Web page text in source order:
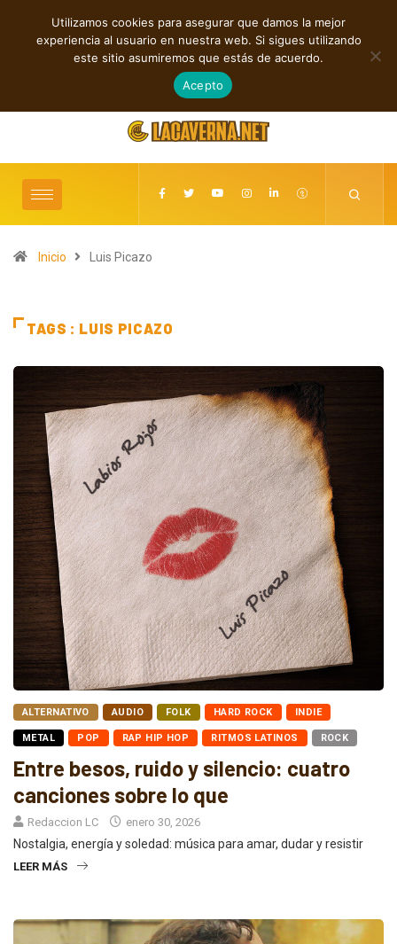
TENDENCIAS
Rock, folk e indie: cuatro estrenos independientes por descubrir
agosto 7, 2026
Inicio Luis Picazo
TAGS : LUIS PICAZO
ALTERNATIVO AUDIO FOLK HARD ROCK INDIE
METAL POP RAP HIP HOP RITMOS LATINOS ROCK
Entre besos, ruido y silencio: cuatro
canciones sobre lo que
Redaccion LC enero 30, 2026
Nostalgia, energía y soledad: música para amar, dudar y resistir
LEER MÁS
Utilizamos cookies para asegurar que damos la mejor
experiencia al usuario en nuestra web. Si sigues utilizando
este sitio asumiremos que estás de acuerdo.
Acepto